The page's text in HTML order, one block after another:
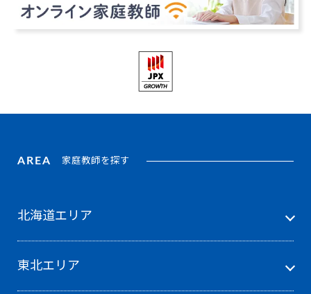
AREA 家庭教師を探す
北海道エリア
東北エリア